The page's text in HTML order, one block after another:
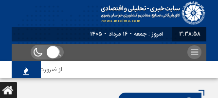
3:38:59 امروز : جمعه - ۱۶ مرداد - ۱۴۰۵
از ضرورت اصلاح